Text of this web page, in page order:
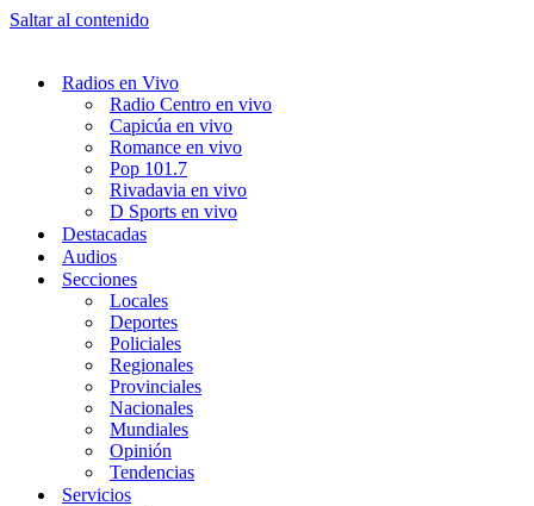
Saltar al contenido
Radios en Vivo
Radio Centro en vivo
Capicúa en vivo
Romance en vivo
Pop 101.7
Rivadavia en vivo
D Sports en vivo
Destacadas
Audios
Secciones
Locales
Deportes
Policiales
Regionales
Provinciales
Nacionales
Mundiales
Opinión
Tendencias
Servicios